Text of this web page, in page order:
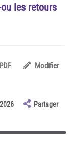
les retours
PDF Modifier
Partager